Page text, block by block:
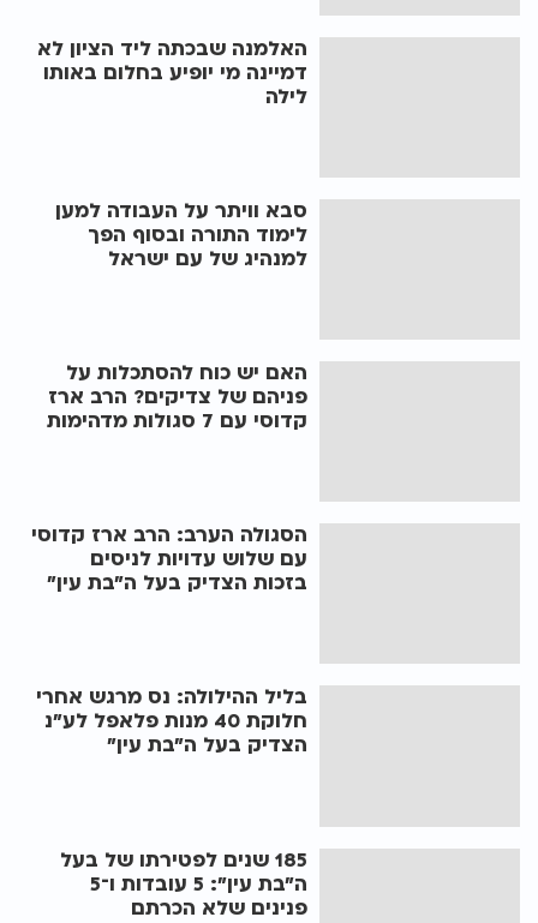
האלמנה שבכתה ליד הציון לא
דמיינה מי יופיע בחלום באותו
לילה
סבא וויתר על העבודה למען
לימוד התורה ובסוף הפך
למנהיג של עם ישראל
האם יש כוח להסתכלות על
פניהם של צדיקים? הרב ארז
קדוסי עם 7 סגולות מדהימות
הסגולה הערב: הרב ארז קדוסי
עם שלוש עדויות לניסים
בזכות הצדיק בעל ה"בת עין"
בליל ההילולה: נס מרגש אחרי
חלוקת 40 מנות פלאפל לע"נ
הצדיק בעל ה"בת עין"
185 שנים לפטירתו של בעל
ה"בת עין": 5 עובדות ו־5
פנינים שלא הכרתם